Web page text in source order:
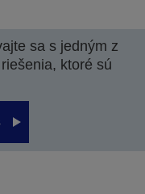
sa s jedným z
ktoré sú